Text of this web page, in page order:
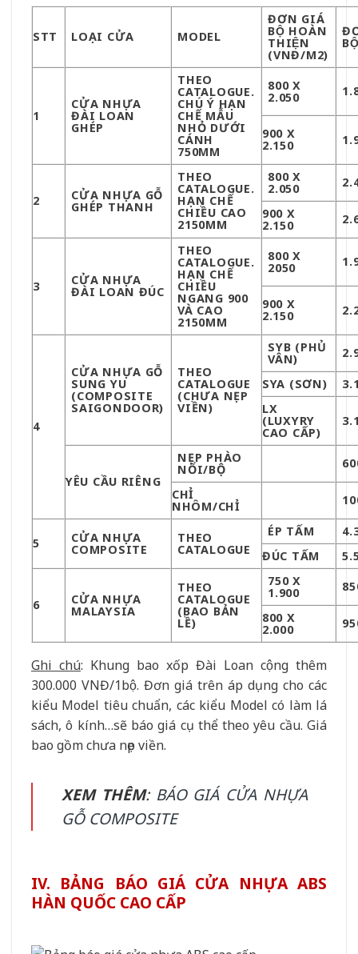
STT LOẠI CỬA MODEL
ĐƠN GIÁ
BỘ HOÀN
THIỆN
(VNĐ/M2)
1
CỬA NHỰA
ĐÀI LOAN
GHÉP
THEO
CATALOGUE.
CHÚ Ý HẠN
CHẾ MẪU
NHỎ DƯỚI
CÁNH
750MM
800 X
2.050
900 X
2.150
2 CỬA NHỰA GỖ
GHÉP THANH
THEO
CATALOGUE.
HẠN CHẾ
CHIỀU CAO
2150MM
800 X
2.050
900 X
2.150
3 CỬA NHỰA
ĐÀI LOAN ĐÚC
THEO
CATALOGUE.
HẠN CHẾ
CHIỀU
NGANG 900
VÀ CAO
2150MM
800 X
2050
900 X
2.150
4
CỬA NHỰA GỖ
SUNG YU
(COMPOSITE
SAIGONDOOR)
THEO
CATALOGUE
(CHƯA NẸP
VIỀN)
SYB (PHỦ
VÂN)
SYA (SƠN)
LX
(LUXYRY
CAO CẤP)
YÊU CẦU RIÊNG
NẸP PHÀO
NỔI/BỘ
CHỈ
NHÔM/CHỈ
5 CỬA NHỰA
COMPOSITE
THEO
CATALOGUE
ÉP TẤM
ĐÚC TẤM
6 CỬA NHỰA
MALAYSIA
THEO
CATALOGUE
(BAO BẢN
LỀ)
750 X
1.900
800 X
2.000
Ghi chú: Khung bao xốp Đài Loan cộng thêm
300.000 VNĐ/1bộ. Đơn giá trên áp dụng cho các
kiểu Model tiêu chuẩn, các kiểu Model có làm lá
sách, ô kính…sẽ báo giá cụ thể theo yêu cầu. Giá
bao gồm chưa nẹp viền.
XEM THÊM: BÁO GIÁ CỬA NHỰA
GỖ COMPOSITE
IV. BẢNG BÁO GIÁ CỬA NHỰA ABS
HÀN QUỐC CAO CẤP